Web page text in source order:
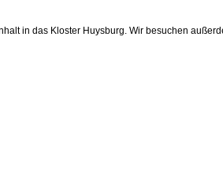
in das Kloster Huysburg. Wir besuchen